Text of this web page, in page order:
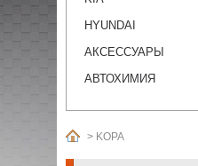
HYUNDAI
АКСЕССУАРЫ
АВТОХИМИЯ
> KOPA